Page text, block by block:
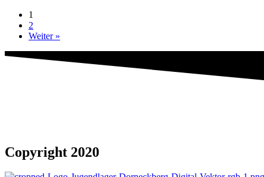
1
2
Weiter »
Copyright 2020